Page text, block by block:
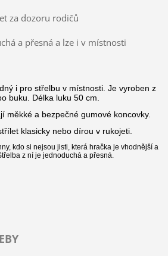
za dozoru rodičů
a přesná a lze i v místnosti
i pro střelbu v místnosti. Je vyroben z
buku. Délka luku 50 cm.
měkké a bezpečné gumové koncovky.
klasicky nebo dírou v rukojeti.
kdo si nejsou jisti, která hračka je vhodnější a
z ní je jednoduchá a přesná.